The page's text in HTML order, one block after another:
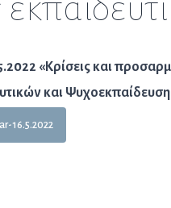
«Κρίσεις και
και Ψυχοεκπαίδευση
16.5.2022